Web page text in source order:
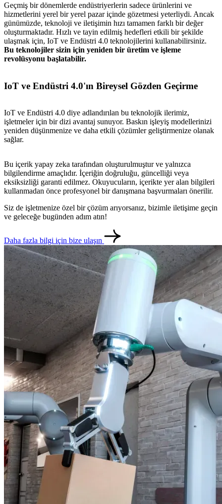
İletişim English
Geçmiş bir dönemlerde endüstriyerlerin sadece ürünlerini ve
hizmetlerini yerel bir yerel pazar içinde gözetmesi yeterliydi. Ancak
günümüzde, teknoloji ve iletişimin hızı tamamen farklı bir değer
oluşturmaktadır. Hızlı ve tayin edilmiş hedefleri etkili bir şekilde
ulaşmak için, IoT ve Endüstri 4.0 teknolojilerini kullanabilirsiniz.
Bu teknolojiler sizin için yeniden bir üretim ve işleme
revolüsyonu başlatabilir.
IoT ve Endüstri 4.0'ın Bireysel Gözden Geçirme
IoT ve Endüstri 4.0 diye adlandırılan bu teknolojik ilerimiz,
işletmeler için bir dizi avantaj sunuyor. Baskın işleyiş modellerinizi
yeniden düşünmenize ve daha etkili çözümler geliştirmenize olanak
sağlar.
Bu içerik yapay zeka tarafından oluşturulmuştur ve yalnızca
bilgilendirme amaçlıdır. İçeriğin doğruluğu, güncelliği veya
eksiksizliği garanti edilmez. Okuyucuların, içerikte yer alan bilgileri
kullanmadan önce profesyonel bir danışmana başvurmaları önerilir.
Siz de işletmenize özel bir çözüm arıyorsanız, bizimle iletişime geçin
ve geleceğe bugünden adım atın!
Daha fazla bilgi için bize ulaşın